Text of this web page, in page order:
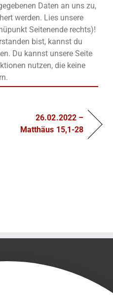
Daten an uns zu,
werden. Lies unsere
Seitenende rechts)!
bist, kannst du
Du kannst unsere Seite
nutzen, die keine
26.02.2022 –
Matthäus 15,1-28